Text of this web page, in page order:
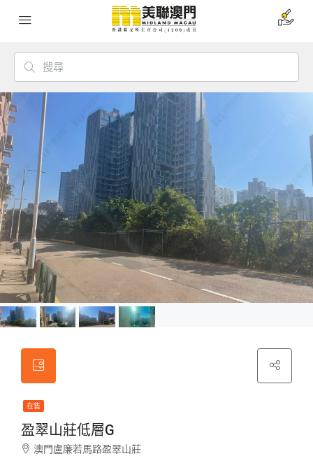
在售
盈翠山莊低層G
澳門盧廉若馬路盈翠山莊